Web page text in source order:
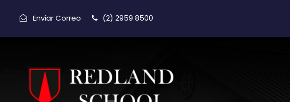
Enviar Correo (2) 2959 8500